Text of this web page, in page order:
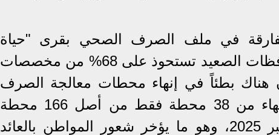
في ملف الصرف الصحي بقرى "حياة
كريمة"؛ فرغم أن محافظات الصعيد تستحوذ على 68% من مخصصات
أن هناك بطئاً في إنهاء محطات معالجة الصرف
الصحي، حيث تم الانتهاء من 38 محطة فقط من أصل 166 محطة
مستهدفة بنهاية ديسمبر 2025، وهو ما يؤخر شعور المواطن بالعائد